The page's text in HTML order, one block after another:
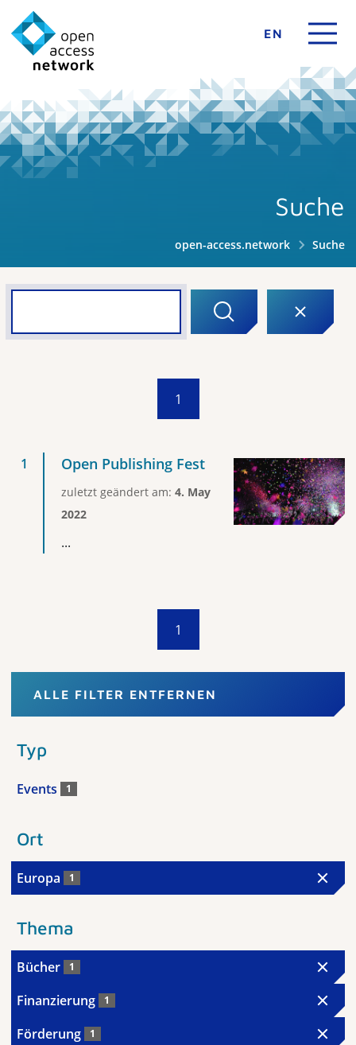
EN
Suche
open-access.network Suche
1
Open Publishing Fest
zuletzt geändert am: 4. May
2022
...
1
ALLE FILTER ENTFERNEN
Typ
Events 1
Ort
Europa 1
Thema
Bücher 1
Finanzierung 1
Förderung 1